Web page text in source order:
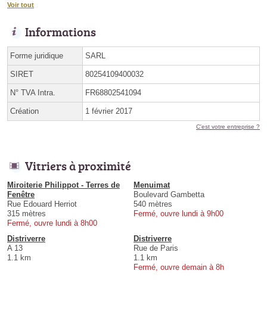
Voir tout
Informations
Forme juridique SARL
SIRET 80254109400032
N° TVA Intra. FR68802541094
Création 1 février 2017
C'est votre entreprise ?
Vitriers à proximité
Miroiterie Philippot - Terres de
Fenêtre
Rue Edouard Herriot
315 mètres
Fermé, ouvre lundi à 8h00
Menuimat
Boulevard Gambetta
540 mètres
Fermé, ouvre lundi à 9h00
Distriverre
A 13
1.1 km
Distriverre
Rue de Paris
1.1 km
Fermé, ouvre demain à 8h